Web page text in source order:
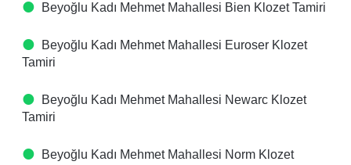
Beyoğlu Kadı Mehmet Mahallesi Bien Klozet Tamiri
Beyoğlu Kadı Mehmet Mahallesi Euroser Klozet
Tamiri
Beyoğlu Kadı Mehmet Mahallesi Newarc Klozet
Tamiri
Beyoğlu Kadı Mehmet Mahallesi Norm Klozet